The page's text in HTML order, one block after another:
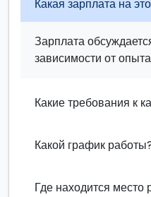
Какая зарплата на
Зарплата
зависимости от
Какие требования к
Какой график
Где находится